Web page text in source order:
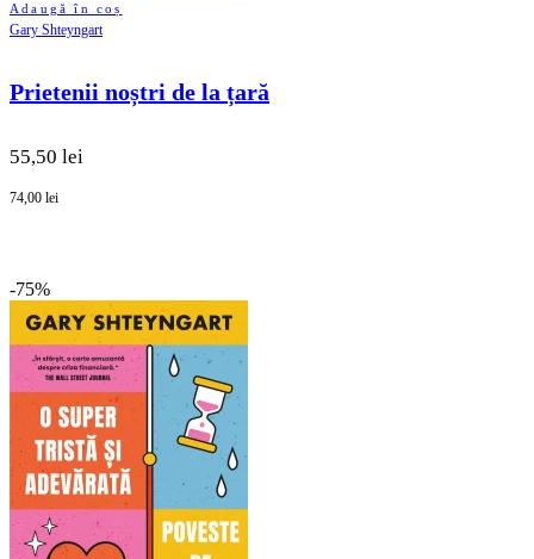
Adaugă în coș
Gary Shteyngart
Prietenii noștri de la țară
55,50 lei
74,00 lei
-75%